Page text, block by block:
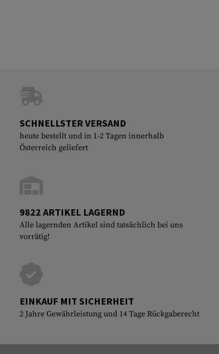
SCHNELLSTER VERSAND
heute bestellt und in 1-2 Tagen innerhalb
Österreich geliefert
9822 ARTIKEL LAGERND
Alle lagernden Artikel sind tatsächlich bei uns
vorrätig!
EINKAUF MIT SICHERHEIT
2 Jahre Gewährleistung und 14 Tage Rückgaberecht